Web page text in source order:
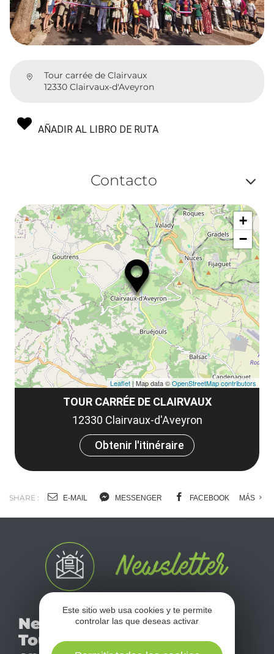
Tour carrée de Clairvaux
12330 Clairvaux-d'Aveyron
AÑADIR AL LIBRO DE RUTA
Contacto
ou
TOUR CARRÉE DE CLAIRVAUX
12330 Clairvaux-d'Aveyron
Obtenir l'itinéraire
+
−
Leaflet | Map data ©OpenStreetMap contributors
SHARE : E-MAIL MESSENGER FACEBOOK MÁS
Newsletter
Tourismo
No se pierda nuestro
mensual newsletter y
déjese inspirar para
Este sitio web usa cookies y te permite
controlar las que deseas activar